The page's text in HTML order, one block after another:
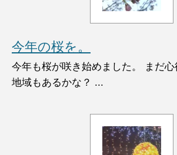
今年の桜を。
今年も桜が咲き始めました。 まだ
地域もあるかな？ ...